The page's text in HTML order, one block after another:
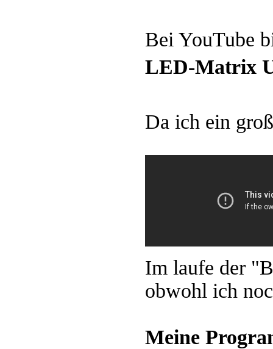
Bei YouTube
LED-Matrix
Da ich ein
Im laufe der
obwohl ich
Meine